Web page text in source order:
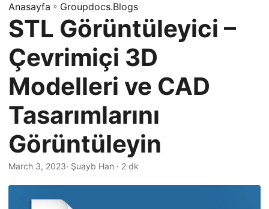
e
n
v
i
g
a
t
i
o
Anasayfa » Groupdocs.Blogs
STL Görüntüleyici –
Çevrimiçi 3D
Modelleri ve CAD
Tasarımlarını
Görüntüleyin
March 3, 2023· Şuayb Han · 2 dk